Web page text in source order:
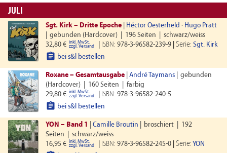
JULI
Sgt. Kirk – Dritte Epoche| Héctor Oesterheld · Hugo Pratt
gebunden (Hardcover) 196 Seiten
schwarz/weiss
32,80 € inkl. MwSt.
zzgl. Versand ISBN: 978-3-96582-239-9 Serie: Sgt. Kirk
 bei s&l bestellen
Roxane – Gesamtausgabe| André Taymans
gebunden
(Hardcover)
160 Seiten
farbig
29,80 € inkl. MwSt.
zzgl. Versand ISBN: 978-3-96582-240-5
 bei s&l bestellen
YON – Band 1 Camille Broutin broschiert
192
Seiten
schwarz/weiss
16,95 € inkl. MwSt.
zzgl. Versand ISBN: 978-3-96582-245-0 Serie: YON